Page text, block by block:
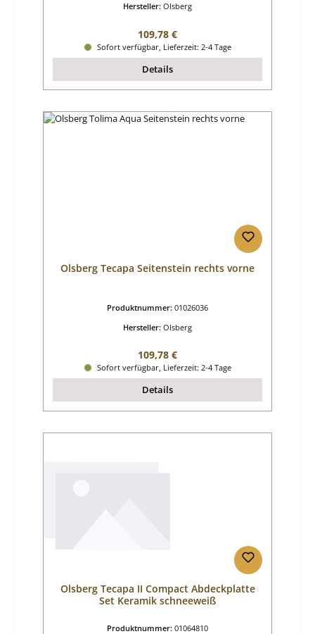
Hersteller: Olsberg
Regulärer Preis:
109,78 €
Sofort verfügbar, Lieferzeit: 2-4 Tage
Details
Olsberg Tecapa Seitenstein rechts vorne
Produktnummer: 01026036
Hersteller: Olsberg
Regulärer Preis:
109,78 €
Sofort verfügbar, Lieferzeit: 2-4 Tage
Details
Olsberg Tecapa II Compact Abdeckplatte
Set Keramik schneeweiß
Produktnummer: 01064810